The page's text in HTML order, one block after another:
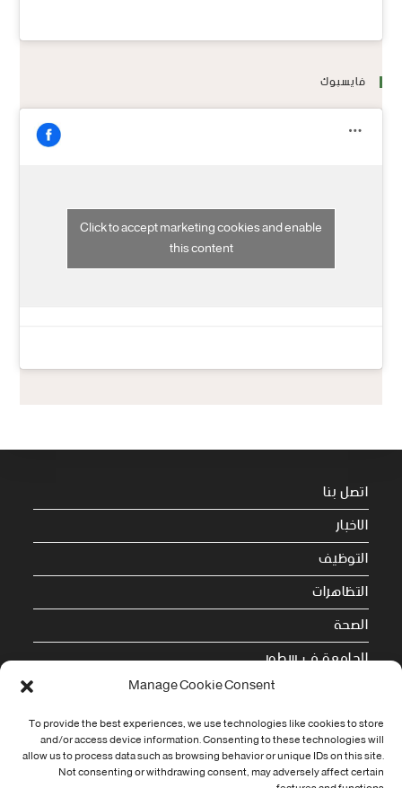
Manage Cookie Consent
To provide the best experiences, we use technologies like cookies to store
and/or access device information. Consenting to these technologies will
allow us to process data such as browsing behavior or unique IDs on this site.
Not consenting or withdrawing consent, may adversely affect certain
فايسبوك
Click to accept marketing cookies and enable
this content
اتصل بنا
الاخبار
التوظيف
التظاهرات
الصحة
الجامعة في سطور
Cookie Policy (EU)
معلومات الاتصال
Address: